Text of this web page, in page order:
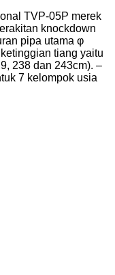
TVP-05P merek
knockdown
pipa utama φ
tiang yaitu
238 dan 243cm). –
7 kelompok usia